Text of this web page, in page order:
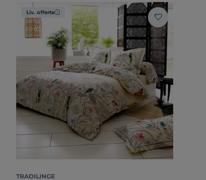
Liv. offerte
TRADILINGE